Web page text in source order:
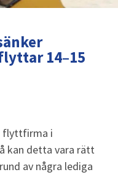
14–15
flyttfirma i
kan detta vara rätt
av några lediga